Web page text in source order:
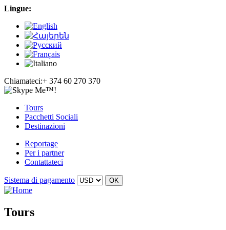
Lingue:
Chiamateci:+ 374 60 270 370
Tours
Pacchetti Sociali
Destinazioni
Reportage
Per i partner
Contattateci
Sistema di pagamento
Tours